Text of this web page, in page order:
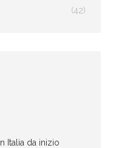
(42)
Italia da inizio